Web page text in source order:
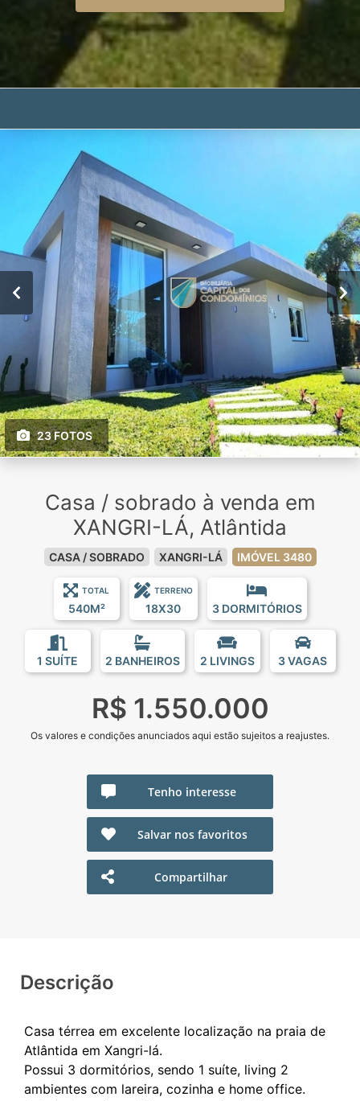
23 FOTOS
Casa / sobrado à venda em
XANGRI-LÁ, Atlântida
CASA / SOBRADO XANGRI-LÁ IMÓVEL 3480
TOTAL
540M²
TERRENO
18X30 3 DORMITÓRIOS
1 SUÍTE 2 BANHEIROS 2 LIVINGS 3 VAGAS
R$ 1.550.000
Os valores e condições anunciados aqui estão sujeitos a reajustes.
Tenho interesse
Salvar nos favoritos
Compartilhar
Descrição
Casa térrea em excelente localização na praia de
Atlântida em Xangri-lá.
Possui 3 dormitórios, sendo 1 suíte, living 2
ambientes com lareira, cozinha e home office.